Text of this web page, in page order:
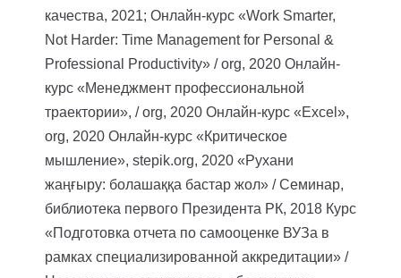
качества, 2021; Онлайн-курс «Work Smarter,
Not Harder: Time Management for Personal &
Professional Productivity» / org, 2020 Онлайн-
курс «Менеджмент профессиональной
траектории», / org, 2020 Онлайн-курс «Excel»,
org, 2020 Онлайн-курс «Критическое
мышление», stepik.org, 2020 «Рухани
жаңғыру: болашаққа бастар жол» / Семинар,
библиотека первого Президента РК, 2018 Курс
«Подготовка отчета по самооценке ВУЗа в
рамках специализированной аккредитации» /